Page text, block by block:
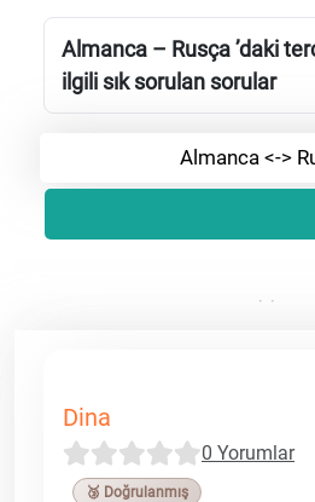
Almanca – Rusça ’daki
ilgili sık sorulan sorular
Almanca <->
Dina
0 Yorumlar
🥉 Doğrulanmış